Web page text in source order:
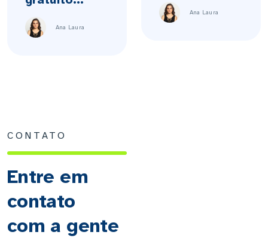
Ana Laura
Ana Laura
CONTATO
Entre em
contato
com a gente